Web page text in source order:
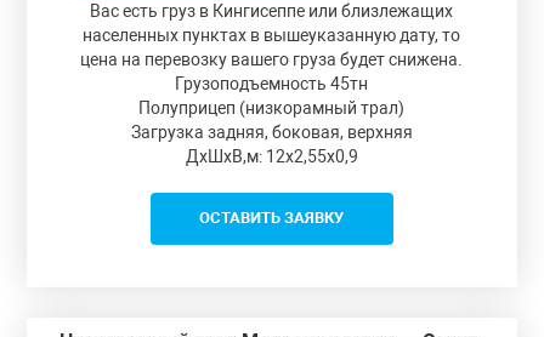
Вас есть груз в Кингисеппе или близлежащих
населенных пунктах в вышеуказанную дату, то
цена на перевозку вашего груза будет снижена.
Грузоподъемность 45тн
Полуприцеп (низкорамный трал)
Загрузка задняя, боковая, верхняя
ДxШxВ,м: 12x2,55x0,9
ОСТАВИТЬ ЗАЯВКУ